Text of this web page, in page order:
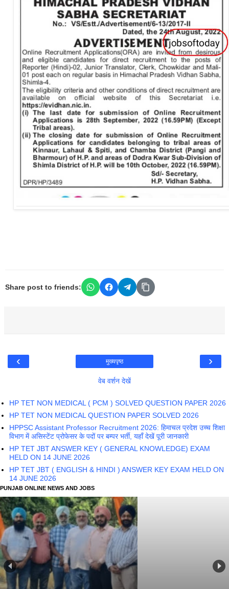
Share post to friends:
‹ ›
मुख्यपृष्ठ
वेब वर्शन देखें
HP TET NON MEDICAL ( PCM ) SOLVED QUESTION PAPER 2026
HP TET NON MEDICAL QUESTION PAPER SOLVED 2026
HPPSC Assistant Professor Recruitment 2026: हिमाचल प्रदेश उच्च शिक्षा
विभाग में असिस्टेंट प्रोफेसर के पदों पर बम्पर भर्ती, यहाँ देखें पूरी जानकारी
HP TET JBT ANSWER KEY ( GENERAL KNOWLEDGE) EXAM
HELD ON 14 JUNE 2026
HP TET JBT ( ENGLISH & HINDI ) ANSWER KEY EXAM HELD ON
14 JUNE 2026
PUNJAB ONLINE NEWS AND JOBS